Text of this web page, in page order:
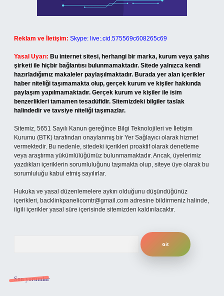
Reklam ve İletişim: Skype: live:.cid.575569c608265c69
Yasal Uyarı: Bu internet sitesi, herhangi bir marka, kurum veya şahıs
şirketi ile hiçbir bağlantısı bulunmamaktadır. Sitede yalnızca kendi
hazırladığımız makaleler paylaşılmaktadır. Burada yer alan içerikler
haber niteliği taşımamakta olup, gerçek kurum ve kişiler hakkında
paylaşım yapılmamaktadır. Gerçek kurum ve kişiler ile isim
benzerlikleri tamamen tesadüfidir. Sitemizdeki bilgiler taslak
halindedir ve tavsiye niteliği taşımazlar.
Sitemiz, 5651 Sayılı Kanun gereğince Bilgi Teknolojileri ve İletişim
Kurumu (BTK) tarafından onaylanmış bir Yer Sağlayıcı olarak hizmet
vermektedir. Bu nedenle, sitedeki içerikleri proaktif olarak denetleme
veya araştırma yükümlülüğümüz bulunmamaktadır. Ancak, üyelerimiz
yazdıkları içeriklerin sorumluluğunu taşımakta olup, siteye üye olarak bu
sorumluluğu kabul etmiş sayılırlar.
Hukuka ve yasal düzenlemelere aykırı olduğunu düşündüğünüz
içerikleri, backlinkpanelicomtr@gmail.com adresine bildirmeniz halinde,
ilgili içerikler yasal süre içerisinde sitemizden kaldırılacaktır.
Son yorumlar